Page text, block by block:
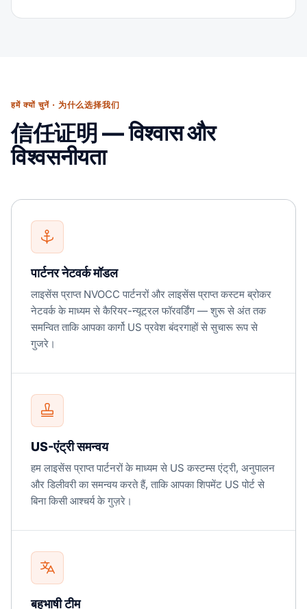
हमें क्यों चुनें · 为什么选择我们
信任证明 — विश्वास और
विश्वसनीयता
पार्टनर नेटवर्क मॉडल
लाइसेंस प्राप्त NVOCC पार्टनरों और लाइसेंस प्राप्त कस्टम ब्रोकर
नेटवर्क के माध्यम से कैरियर-न्यूट्रल फॉरवर्डिंग — शुरू से अंत तक
समन्वित ताकि आपका कार्गो US प्रवेश बंदरगाहों से सुचारू रूप से
गुजरे।
US-एंट्री समन्वय
हम लाइसेंस प्राप्त पार्टनरों के माध्यम से US कस्टम्स एंट्री, अनुपालन
और डिलीवरी का समन्वय करते हैं, ताकि आपका शिपमेंट US पोर्ट से
बिना किसी आश्चर्य के गुज़रे।
बहुभाषी टीम